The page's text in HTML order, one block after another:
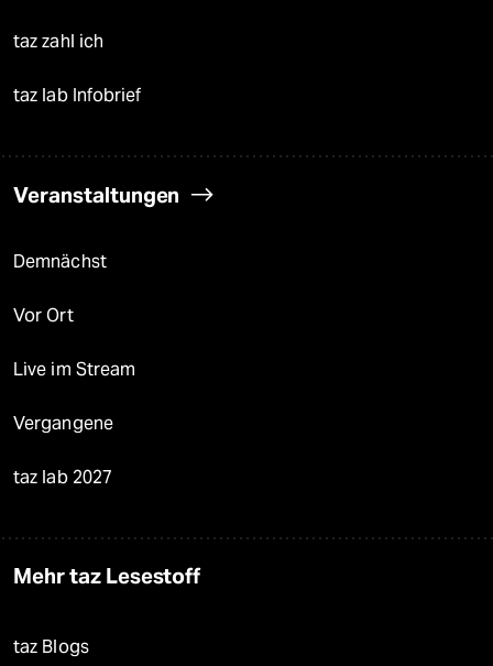
taz zahl ich
taz lab Infobrief
Veranstaltungen
Demnächst
Vor Ort
Live im Stream
Vergangene
taz lab 2027
Mehr taz Lesestoff
taz Blogs